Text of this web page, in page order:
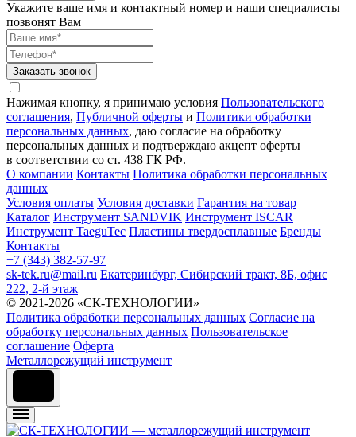
Укажите ваше имя и контактный номер и наши специалисты
позвонят Вам
Заказать звонок
Нажимая кнопку, я принимаю условия Пользовательского
соглашения, Публичной оферты и Политики обработки
персональных данных, даю согласие на обработку
персональных данных и подтверждаю акцепт оферты
в соответствии со ст. 438 ГК РФ.
О компании Контакты Политика обработки персональных
данных
Условия оплаты Условия доставки Гарантия на товар
Каталог Инструмент SANDVIK Инструмент ISCAR
Инструмент TaeguTec Пластины твердосплавные Бренды
Контакты
+7 (343) 382-57-97
sk-tek.ru@mail.ru Екатеринбург, Сибирский тракт, 8Б, офис
222, 2-й этаж
© 2021-2026 «СК-ТЕХНОЛОГИИ»
Политика обработки персональных данных Согласие на
обработку персональных данных Пользовательское
соглашение Оферта
Металлорежущий инструмент